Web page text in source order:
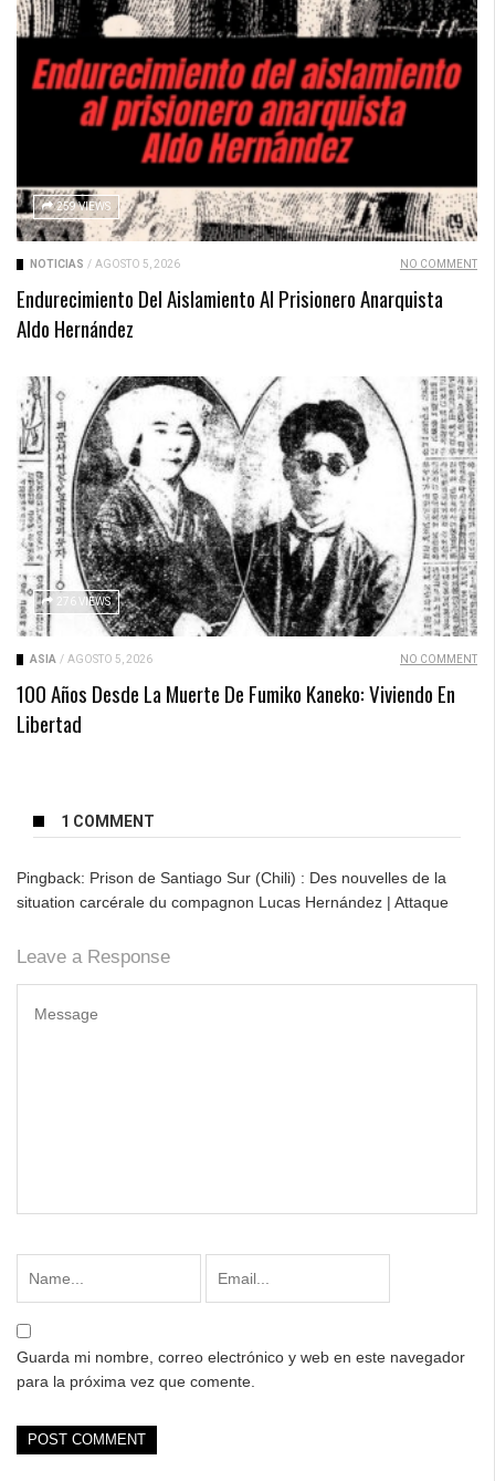
259 VIEWS
NOTICIAS / AGOSTO 5, 2026 NO COMMENT
Endurecimiento Del Aislamiento Al Prisionero Anarquista
Aldo Hernández
276 VIEWS
ASIA / AGOSTO 5, 2026 NO COMMENT
100 Años Desde La Muerte De Fumiko Kaneko: Viviendo En
Libertad
1 COMMENT
Pingback: Prison de Santiago Sur (Chili) : Des nouvelles de la
situation carcérale du compagnon Lucas Hernández | Attaque
Leave a Response
Guarda mi nombre, correo electrónico y web en este navegador
para la próxima vez que comente.